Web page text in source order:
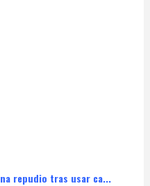
repudio tras usar ca...